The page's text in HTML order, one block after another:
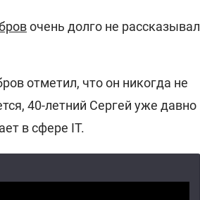
очень долго не рассказывал
отметил, что он никогда не
40-летний Сергей уже давно
в сфере IT.